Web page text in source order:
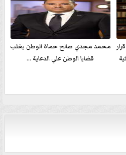
محمد مجدي صالح حماة الوطن يغلب
قضايا الوطن علي الدعاية ...